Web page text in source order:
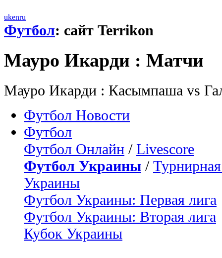
ukenru
Футбол: сайт Terrikon
Мауро Икарди : Матчи
Мауро Икарди : Касымпаша vs
Футбол Новости
Футбол
Футбол Онлайн / Livescore
Футбол Украины /
Украины
Футбол Украины: Первая лига
Футбол Украины: Вторая лига
Кубок Украины